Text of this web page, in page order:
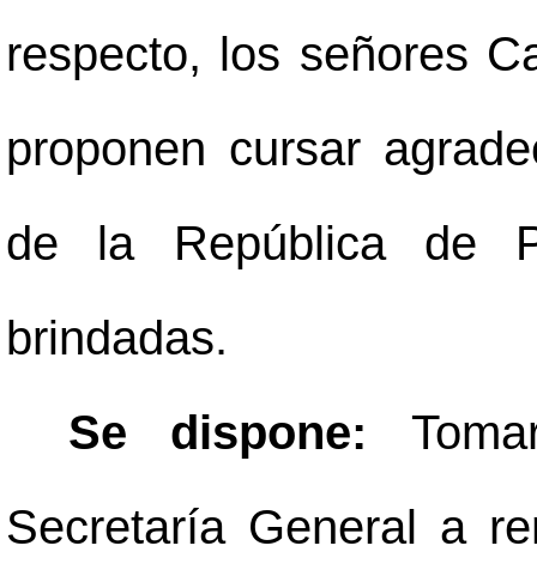
respecto, los señores
proponen cursar
de la República de
brindadas.
Se dispone:
Secretaría General a